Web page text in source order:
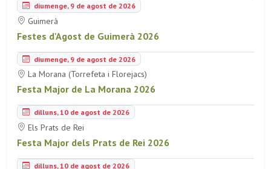
diumenge, 9 de agost de 2026
Guimerà
Festes d'Agost de Guimerà 2026
diumenge, 9 de agost de 2026
La Morana (Torrefeta i Florejacs)
Festa Major de La Morana 2026
dilluns, 10 de agost de 2026
Els Prats de Rei
Festa Major dels Prats de Rei 2026
dilluns, 10 de agost de 2026